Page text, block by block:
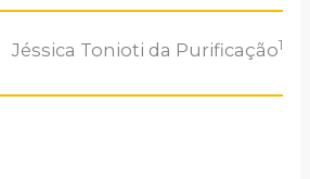
Jéssica Tonioti da Purificação1